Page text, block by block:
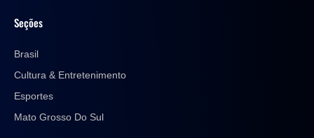
Seções
Brasil
Cultura & Entretenimento
Esportes
Mato Grosso Do Sul